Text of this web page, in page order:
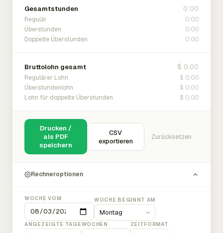
Gesamtstunden 0:00
Regulär 0:00
Überstunden 0:00
Doppelte Überstunden 0:00
Bruttolohn gesamt $ 0.00
Regulärer Lohn $ 0.00
Überstundenlohn $ 0.00
Lohn für doppelte Überstunden $ 0.00
Drucken /
als PDF
speichern
CSV
exportieren
Zurücksetzen
Rechneroptionen
WOCHE VOM WOCHE BEGINNT AM
ANGEZEIGTE TAGEWOCHEN ZEITFORMAT